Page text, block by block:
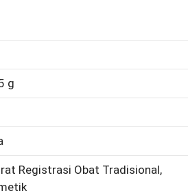
g
Registrasi Obat Tradisional,